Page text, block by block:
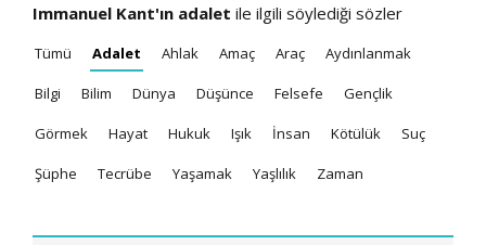
Immanuel Kant'ın adalet ile ilgili söylediği sözler
Tümü Adalet Ahlak Amaç Araç Aydınlanmak
Bilgi Bilim Dünya Düşünce Felsefe Gençlik
Görmek Hayat Hukuk Işık İnsan Kötülük Suç
Şüphe Tecrübe Yaşamak Yaşlılık Zaman